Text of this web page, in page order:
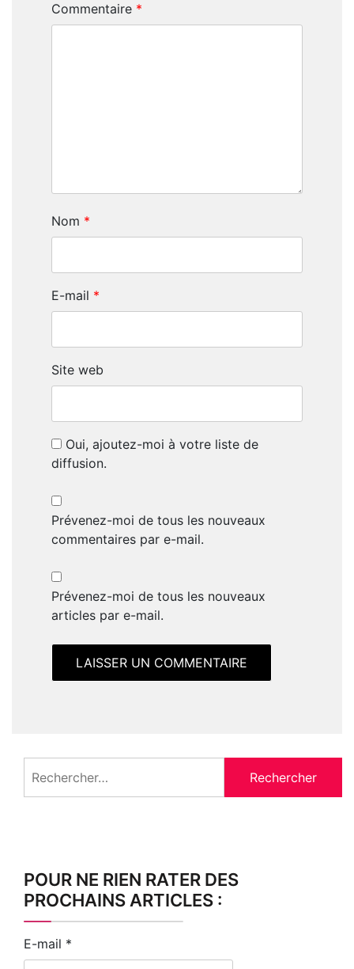
Commentaire *
Nom *
E-mail *
Site web
Oui, ajoutez-moi à votre liste de
diffusion.
Prévenez-moi de tous les nouveaux
commentaires par e-mail.
Prévenez-moi de tous les nouveaux
articles par e-mail.
POUR NE RIEN RATER DES
PROCHAINS ARTICLES :
E-mail *